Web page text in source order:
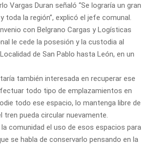
Vargas Duran señaló “Se lograría un gran
la región”, explicó el jefe comunal.
con Belgrano Cargas y Logísticas
le cede la posesión y la custodia al
de San Pablo hasta León, en un
también interesada en recuperar ese
todo tipo de emplazamientos en
todo ese espacio, lo mantenga libre de
pueda circular nuevamente.
comunidad el uso de esos espacios para
se habla de conservarlo pensando en la